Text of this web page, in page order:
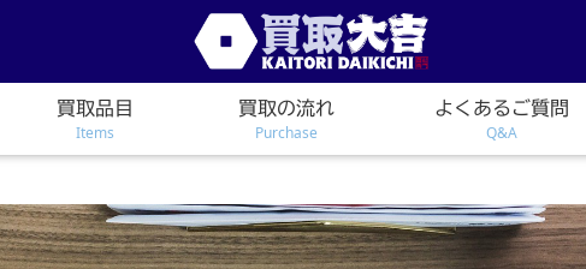
買取品目
Items
買取の流れ
Purchase
よくあるご質問
Q&A